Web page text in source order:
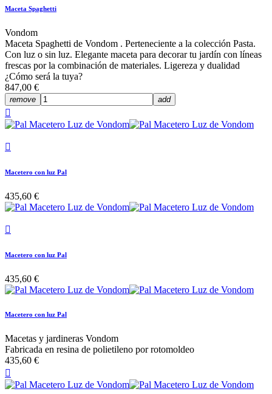
Maceta Spaghetti
Vondom
Maceta Spaghetti de Vondom . Perteneciente a la colección Pasta.
Con luz o sin luz. Elegante maceta para decorar tu jardín con líneas
frescas por la combinación de materiales. Ligereza y dualidad
¿Cómo será la tuya?
847,00 €
remove add


Macetero con luz Pal
435,60 €

Macetero con luz Pal
435,60 €
Macetero con luz Pal
Macetas y jardineras Vondom
Fabricada en resina de polietileno por rotomoldeo
435,60 €
